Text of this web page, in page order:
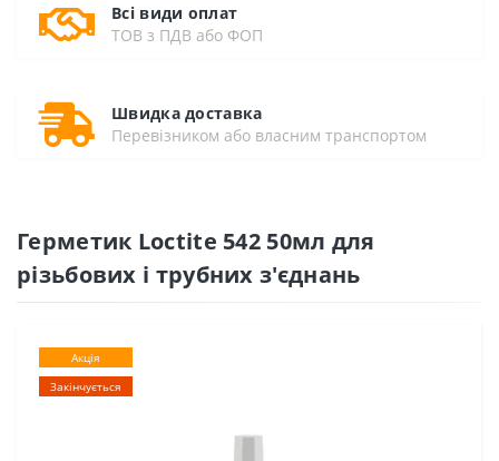
Всі види оплат
ТОВ з ПДВ або ФОП
Швидка доставка
Перевізником або власним транспортом
Герметик Loctite 542 50мл для
різьбових і трубних з'єднань
Акція
Закінчується